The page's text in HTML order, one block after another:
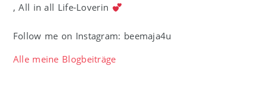
, All in all Life-Loverin
Follow me on Instagram: beemaja4u
Alle meine Blogbeiträge